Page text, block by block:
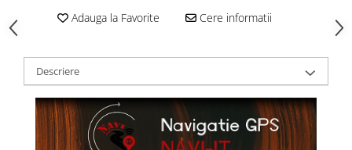
Adauga la Favorite Cere informatii
Descriere